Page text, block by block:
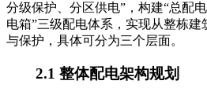
分级保护、分区供电”，构建“总
电箱”三级配电体系，实现从整栋
与保护，具体可分为三个层面。
2.1 整体配电架构规划